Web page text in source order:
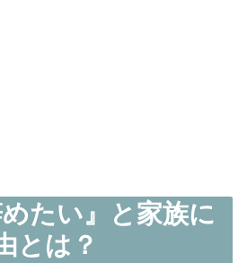
めたい』と家族に
とは？